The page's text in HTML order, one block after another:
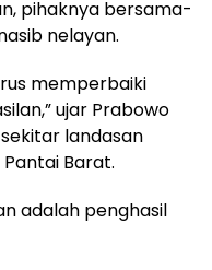
pihaknya bersama-
nelayan.
memperbaiki
ujar Prabowo
landasan
Barat.
adalah penghasil